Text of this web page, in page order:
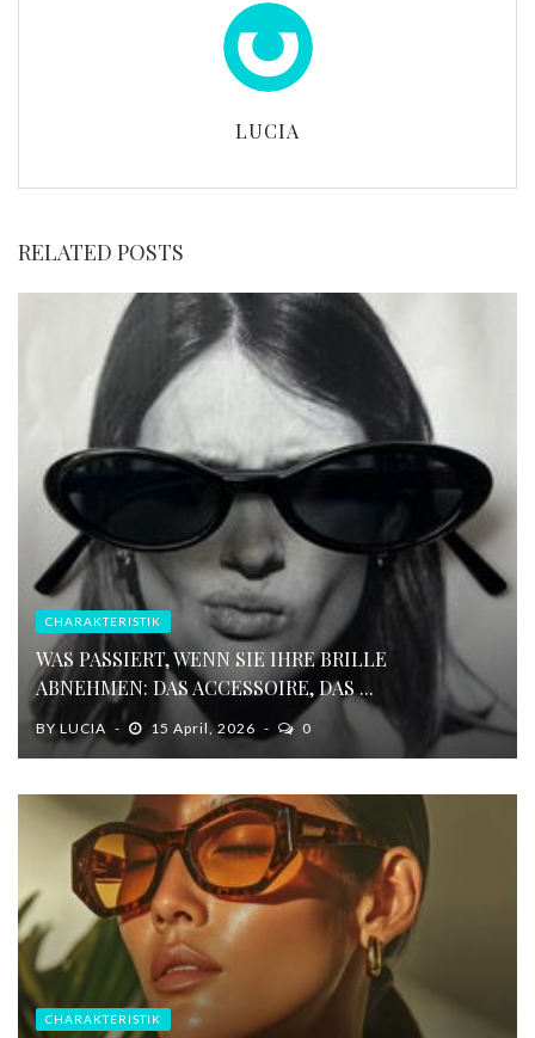
LUCIA
RELATED POSTS
CHARAKTERISTIK
WAS PASSIERT, WENN SIE IHRE BRILLE
ABNEHMEN: DAS ACCESSOIRE, DAS ...
BYLUCIA 15 April, 2026 0
CHARAKTERISTIK